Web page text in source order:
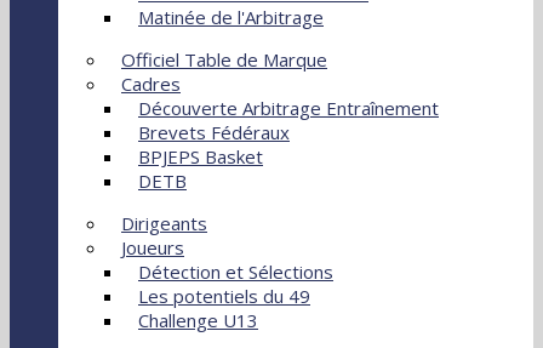
Matinée de l'Arbitrage
Officiel Table de Marque
Cadres
Découverte Arbitrage Entraînement
Brevets Fédéraux
BPJEPS Basket
DETB
Dirigeants
Joueurs
Détection et Sélections
Les potentiels du 49
Challenge U13